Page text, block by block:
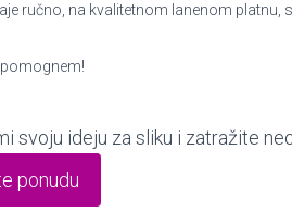
ručno, na kvalitetnom lanenom
svoju ideju za sliku i zatražite
ponudu